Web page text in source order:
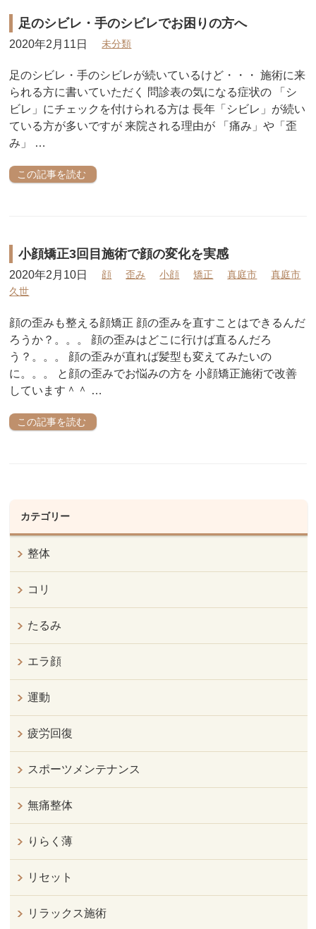
足のシビレ・手のシビレでお困りの方へ
2020年2月11日 未分類
足のシビレ・手のシビレが続いているけど・・・ 施術に来
られる方に書いていただく 問診表の気になる症状の 「シ
ビレ」にチェックを付けられる方は 長年「シビレ」が続い
ている方が多いですが 来院される理由が 「痛み」や「歪
み」 …
この記事を読む
小顔矯正3回目施術で顔の変化を実感
2020年2月10日 顔 歪み 小顔 矯正 真庭市
真庭市
久世
顔の歪みも整える顔矯正 顔の歪みを直すことはできるんだ
ろうか？。。。 顔の歪みはどこに行けば直るんだろ
う？。。。 顔の歪みが直れば髪型も変えてみたいの
に。。。 と顔の歪みでお悩みの方を 小顔矯正施術で改善
しています＾＾ …
この記事を読む
カテゴリー
整体
コリ
たるみ
エラ顔
運動
疲労回復
スポーツメンテナンス
無痛整体
りらく薄
リセット
リラックス施術